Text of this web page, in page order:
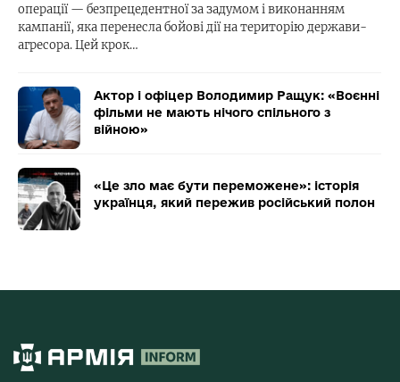
операції — безпрецедентної за задумом і виконанням
кампанії, яка перенесла бойові дії на територію держави-
агресора. Цей крок…
Актор і офіцер Володимир Ращук: «Воєнні
фільми не мають нічого спільного з
війною»
«Це зло має бути переможене»: історія
українця, який пережив російський полон